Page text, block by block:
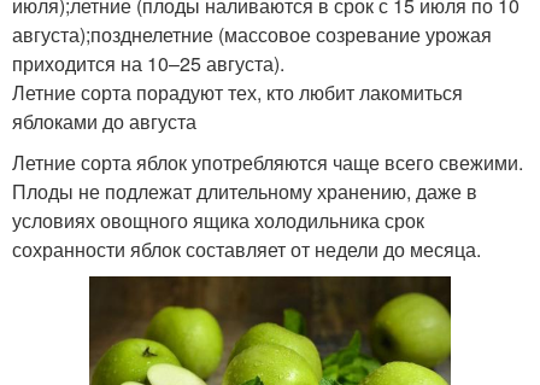
августа);позднелетние (массовое созревание урожая
приходится на 10–25 августа).
Летние сорта порадуют тех, кто любит лакомиться
яблоками до августа
Летние сорта яблок употребляются чаще всего свежими.
Плоды не подлежат длительному хранению, даже в
условиях овощного ящика холодильника срок
сохранности яблок составляет от недели до месяца.